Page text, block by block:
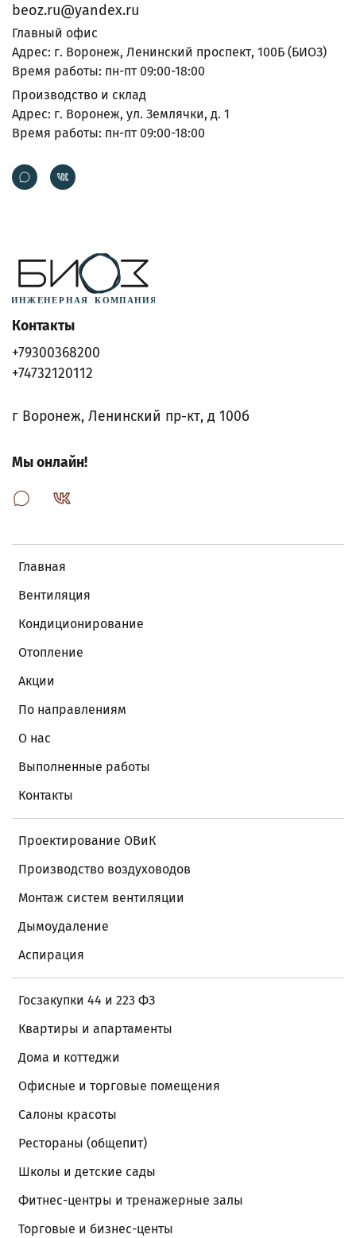
beoz.ru@yandex.ru
Главный офис
Адрес: г. Воронеж, Ленинский проспект, 100Б (БИОЗ)
Время работы: пн-пт 09:00-18:00
Производство и склад
Адрес: г. Воронеж, ул. Землячки, д. 1
Время работы: пн-пт 09:00-18:00
Главная
Вентиляция
Кондиционирование
Отопление
Акции
По направлениям
О нас
Выполненные работы
Контакты
Проектирование ОВиК
Производство воздуховодов
Монтаж систем вентиляции
Дымоудаление
Аспирация
Госзакупки 44 и 223 ФЗ
Квартиры и апартаменты
Дома и коттеджи
Офисные и торговые помещения
Салоны красоты
Рестораны (общепит)
Школы и детские сады
Фитнес-центры и тренажерные залы
Торговые и бизнес-центы
Контакты
+79300368200
+74732120112
г Воронеж, Ленинский пр-кт, д 100б
Мы онлайн!